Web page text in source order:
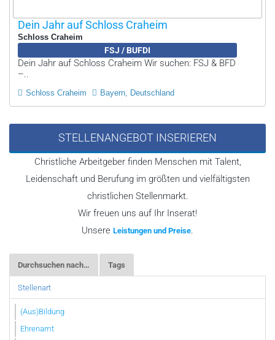
Dein Jahr auf Schloss Craheim
Schloss Craheim
FSJ / BUFDI
Dein Jahr auf Schloss Craheim Wir suchen: FSJ & BFD
–..
Schloss Craheim Bayern, Deutschland
STELLENANGEBOT INSERIEREN
Christliche Arbeitgeber finden Menschen mit Talent,
Leidenschaft und Berufung im größten und vielfältigsten
christlichen Stellenmarkt.
Wir freuen uns auf Ihr Inserat!
Unsere Leistungen und Preise.
Durchsuchen nach… Tags
Stellenart
(Aus)Bildung
Ehrenamt